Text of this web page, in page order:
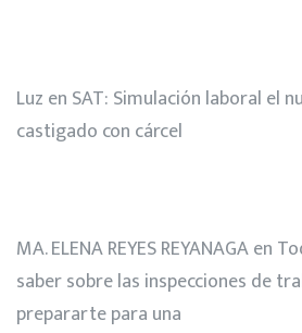
Luz en SAT: Simulación laboral el
castigado con cárcel
MA. ELENA REYES REYANAGAen
saber sobre las inspecciones de
prepararte para una